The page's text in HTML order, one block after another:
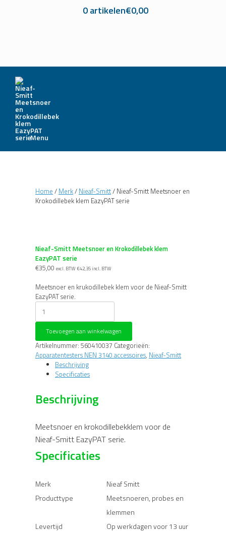
0 artikelen€0,00
Menu
Home / Merk/ Nieaf-Smitt/ Nieaf-Smitt Meetsnoer en
Krokodillebek klem EazyPAT serie
Nieaf-Smitt Meetsnoer en Krokodillebek klem
EazyPAT serie
€35,00 excl. BTW €42,35 incl. BTW
Meetsnoer en krukodillebek klem voor de Nieaf-Smitt
EazyPAT serie.
Nieaf-
Smitt
Meetsnoer
Krokodillebek
klem
EazyPAT
serie
Toevoegen aan winkelwagen
Artikelnummer: 560410037 Categorieën:
Apparatentesters NEN 3140 accessoires, Nieaf-Smitt
Beschrijving
Specificaties
Beschrijving
Meetsnoer en krokodillebekklem voor de
Nieaf-Smitt EazyPAT serie.
Specificaties
Merk
Nieaf Smitt
Producttype
Meetsnoeren, probes en
klemmen
Levertijd
Op werkdagen voor 13 uur